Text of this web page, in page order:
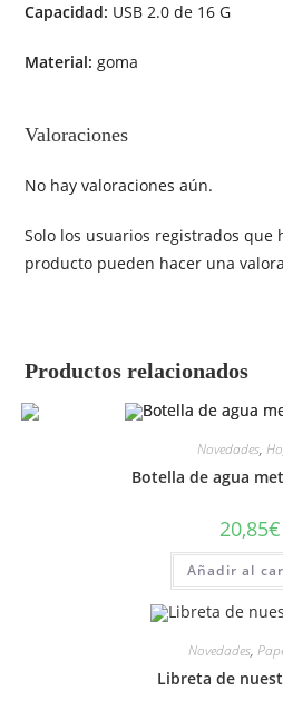
Capacidad: USB 2.0 de 16 G
Material:goma
Valoraciones
No hay valoraciones aún.
Solo los usuarios registrados que
producto pueden hacer una
Productos relacionados
Novedades,
Botella de agua
20,85€
Añadir al
Novedades,
Libreta de